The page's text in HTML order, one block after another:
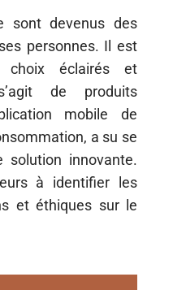
sont devenus des
personnes. Il est
éclairés et
de produits
mobile de
a su se
solution innovante.
à identifier les
et éthiques sur le